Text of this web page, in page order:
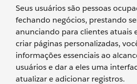
Seus usuários são pessoas
fechando negócios, prestando
anunciando para clientes atuais
criar páginas personalizadas,
informações essenciais ao
usuários e dar a eles uma
atualizar e adicionar registros.